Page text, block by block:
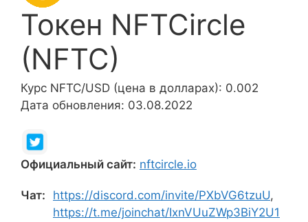
Токен NFTCircle
(NFTC)
Курс NFTC/USD (цена в долларах): 0.002
Дата обновления: 03.08.2022
Официальный сайт: nftcircle.io
Чат: https://discord.com/invite/PXbVG6tzuU,
https://t.me/joinchat/IxnVUuZWp3BiY2U1